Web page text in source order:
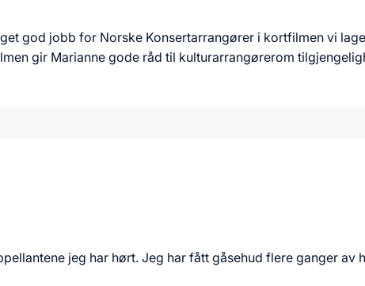
god jobb for Norske Konsertarrangører i kortfilmen vi
gir Marianne gode råd til kulturarrangørerom
jeg har hørt. Jeg har fått gåsehud flere ganger av